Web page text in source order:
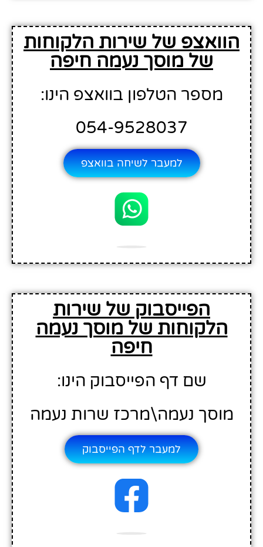
הוואצפ של שירות הלקוחות
של מוסך נעמה חיפה
מספר הטלפון בוואצפ הינו:
054-9528037
למעבר לשיחה בוואצפ
הפייסבוק של שירות
הלקוחות של מוסך נעמה
חיפה
שם דף הפייסבוק הינו:
מוסך נעמה\מרכז שרות נעמה
למעבר לדף הפייסבוק